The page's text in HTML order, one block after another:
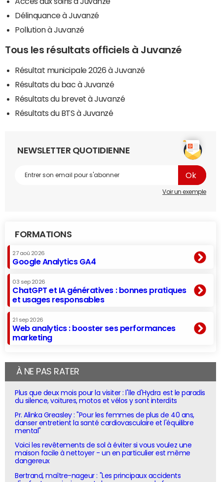
Délinquance à Juvanzé
Pollution à Juvanzé
Tous les résultats officiels à Juvanzé
Résultat municipale 2026 à Juvanzé
Résultats du bac à Juvanzé
Résultats du brevet à Juvanzé
Résultats du BTS à Juvanzé
NEWSLETTER QUOTIDIENNE
Voir un exemple
FORMATIONS
27 aoû 2026
Google Analytics GA4
03 sep 2026
ChatGPT et IA génératives : bonnes pratiques
et usages responsables
21 sep 2026
Web analytics : booster ses performances
marketing
À NE PAS RATER
Plus que deux mois pour la visiter : l'île d'Hydra est le paradis
du silence, voitures, motos et vélos y sont interdits
Pr. Alinka Greasley : "Pour les femmes de plus de 40 ans,
danser entretient la santé cardiovasculaire et l'équilibre
mental"
Voici les revêtements de sol à éviter si vous voulez une
maison facile à nettoyer - un en particulier est même
dangereux
Bertrand, maître-nageur : "Les principaux accidents